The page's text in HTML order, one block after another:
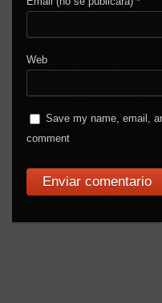
Web
Save my name, email,
comment